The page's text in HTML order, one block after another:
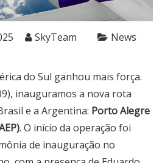
SkyTeam News
do Sul ganhou mais força.
inauguramos a nova rota
e a Argentina: Porto Alegre
. O início da operação foi
de inauguração no